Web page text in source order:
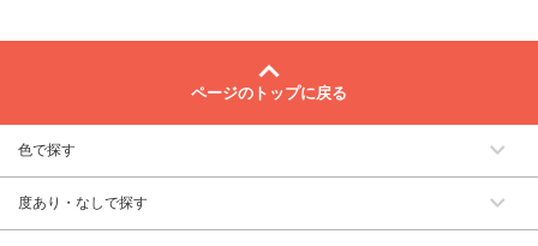
ページのトップに戻る
色で探す
度あり・なしで探す